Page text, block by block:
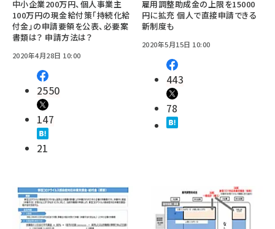
中小企業200万円、個人事業主
100万円の現金給付策「持続化給
付金」の申請要領を公表、必要案
書類は？ 申請方法は？
2020年4月28日 10:00
2550
147
21
雇用調整助成金の上限を15000
円に拡充 個人で直接申請できる
新制度も
2020年5月15日 10:00
443
78